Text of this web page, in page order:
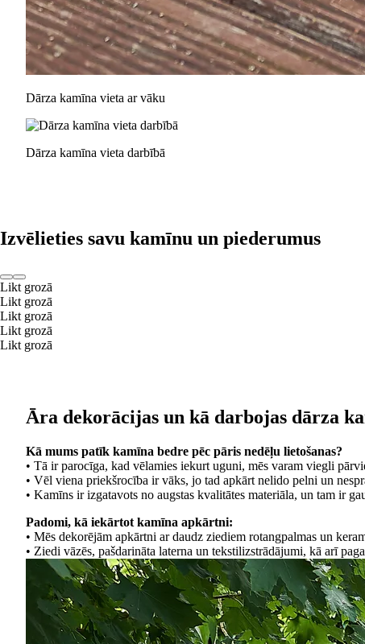
Dārza kamīna vieta ar vāku
Dārza kamīna vieta darbībā
Izvēlieties savu kamīnu un piederumus
Likt grozā
Likt grozā
Likt grozā
Likt grozā
Likt grozā
Āra dekorācijas un kā darbojas dārza
Kā mums patīk kamīna bedre pēc pāris nedēļu lietošanas?
• Tā ir parocīga, kad vēlamies iekurt uguni, mēs varam viegli
• Vēl viena priekšrocība ir vāks, jo tad apkārt nelido pelni un
• Kamīns ir izgatavots no augstas kvalitātes materiāla, un tam ir
Padomi, kā iekārtot kamīna apkārtni:
• Mēs dekorējām apkārtni ar daudz ziediem rotangpalmas un
• Ziedi vāzēs, pašdarināta laterna un tekstilizstrādājumi, kā arī